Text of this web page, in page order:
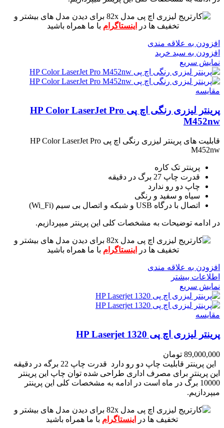
برای دیدن مدل های بیشتر و
تخفیف ها در
اینستاگرام با ما همراه باشید
افزودن به علاقه مندی
افزودن به سبد خرید
نمایش سریع
مقايسه
پرینتر لیزری رنگی اچ پی HP Color LaserJet Pro
M452nw
قابلیت های پرینتر لیزری رنگی اچ پی HP Color LaserJet Pro
M452nw
پرینتر تک کاره
قدرت چاپ 27 برگ در دقیقه
چاپ دو رو ندارد
سیاه و سفید و رنگی
اتصال با درگاه USB و شبکه و اتصال بی سیم (Wi_Fi)
در ادامه توضیحات به مشخصات کلی این پرینتر میپردازیم.
برای دیدن مدل های بیشتر و
تخفیف ها در
اینستاگرام با ما همراه باشید
افزودن به علاقه مندی
اطلاعات بیشتر
نمایش سریع
مقايسه
پرینتر لیزری اچ پی HP Laserjet 1320
89,000,000 تومان
این پرینتر قابلیت چاپ دو رو دارد قدرت چاپ 22 برگه در دقیقه
این پرینتر برای مصرف اداری طراحی شده توان چاپ این پرینتر
10000 برگ در ماه است
در ادامه به مشخصات کلی این پرینتر
میپردازیم.
برای دیدن مدل های بیشتر و
تخفیف ها در
اینستاگرام با ما همراه باشید